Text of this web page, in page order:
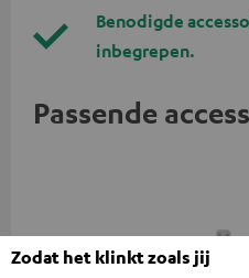
Benodigde
inbegrepen.
Passende
Zodat het klinkt zoals jij